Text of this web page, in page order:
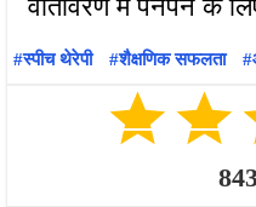
स्पीच थेरेपी शैक्षणिक सफलता